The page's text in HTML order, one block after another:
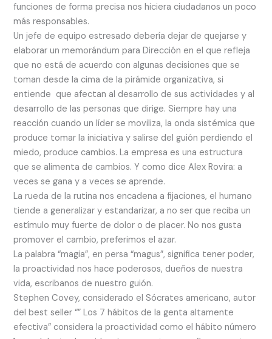
funciones de forma precisa nos hiciera ciudadanos un poco
más responsables.
Un jefe de equipo estresado debería dejar de quejarse y
elaborar un memorándum para Dirección en el que refleja
que no está de acuerdo con algunas decisiones que se
toman desde la cima de la pirámide organizativa, si
entiende que afectan al desarrollo de sus actividades y al
desarrollo de las personas que dirige. Siempre hay una
reacción cuando un líder se moviliza, la onda sistémica que
produce tomar la iniciativa y salirse del guión perdiendo el
miedo, produce cambios. La empresa es una estructura
que se alimenta de cambios. Y como dice Alex Rovira: a
veces se gana y a veces se aprende.
La rueda de la rutina nos encadena a fijaciones, el humano
tiende a generalizar y estandarizar, a no ser que reciba un
estímulo muy fuerte de dolor o de placer. No nos gusta
promover el cambio, preferimos el azar.
La palabra “magia”, en persa “magus”, significa tener poder,
la proactividad nos hace poderosos, dueños de nuestra
vida, escribanos de nuestro guión.
Stephen Covey, considerado el Sócrates americano, autor
del best seller “” Los 7 hábitos de la genta altamente
efectiva” considera la proactividad como el hábito número